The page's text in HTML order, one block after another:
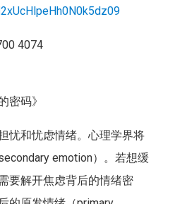
09
4074
密码》
忧和忧虑情绪。心理学界将
emotion）。若想缓
要解开焦虑背后的情绪密